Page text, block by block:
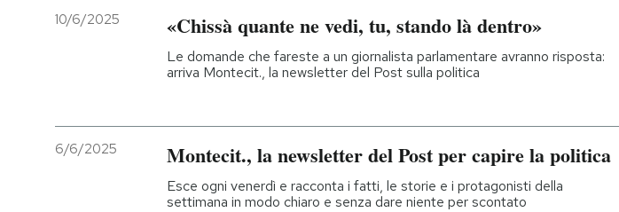
10/6/2025 «Chissà quante ne vedi, tu, stando là dentro»
Le domande che fareste a un giornalista parlamentare avranno risposta:
arriva Montecit., la newsletter del Post sulla politica
6/6/2025 Montecit., la newsletter del Post per capire la politica
Esce ogni venerdì e racconta i fatti, le storie e i protagonisti della
settimana in modo chiaro e senza dare niente per scontato